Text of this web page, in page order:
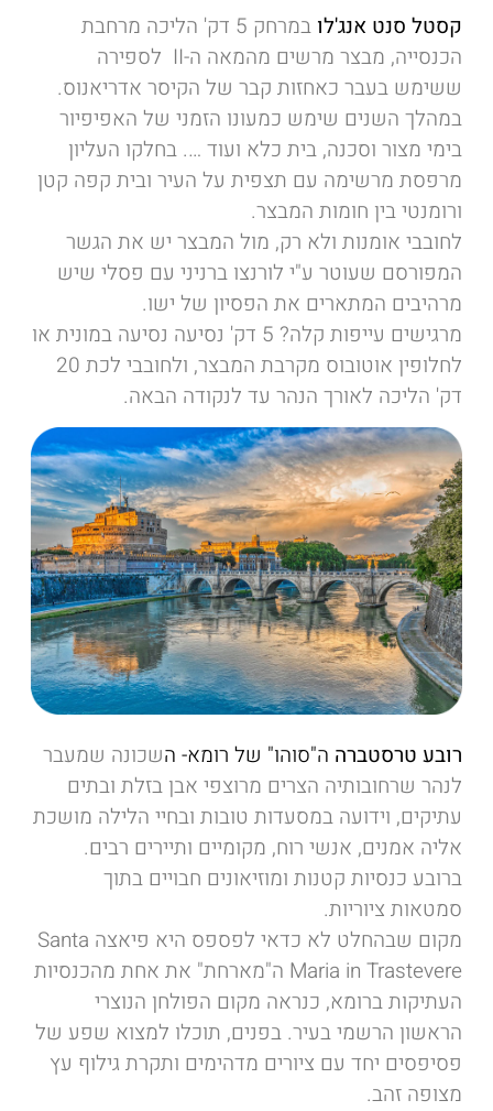
קסטל סנט אנג'לו
במרחק 5 דק' הליכה מרחבת
הכנסייה, מבצר מרשים מהמאה ה-II לספירה
ששימש בעבר כאחזות קבר של הקיסר אדריאנוס.
במהלך השנים שימש כמעונו הזמני של האפיפיור
בימי מצור וסכנה, בית כלא ועוד …. בחלקו העליון
מרפסת מרשימה עם תצפית על העיר ובית קפה קטן
ורומנטי בין חומות המבצר.
לחובבי אומנות ולא רק, מול המבצר יש את הגשר
המפורסם שעוטר ע"י לורנצו ברניני עם פסלי שיש
מרהיבים המתארים את הפסיון של ישו.
מרגישים עייפות קלה? 5 דק' נסיעה נסיעה במונית או
לחלופין אוטובוס מקרבת המבצר, ולחובבי לכת 20
דק' הליכה לאורך הנהר עד לנקודה הבאה.
רובע טרסטברה ה"סוהו" של רומא- השכונה שמעבר
לנהר שרחובותיה הצרים מרוצפי אבן בזלת ובתים
עתיקים, וידועה במסעדות טובות ובחיי הלילה מושכת
אליה אמנים, אנשי רוח, מקומיים ותיירים רבים.
ברובע כנסיות קטנות ומוזיאונים חבויים בתוך
סמטאות ציוריות.
מקום שבהחלט לא כדאי לפספס היא פיאצה Santa
Maria in Trastevere ה"מארחת" את אחת מהכנסיות
העתיקות ברומא, כנראה מקום הפולחן הנוצרי
הראשון הרשמי בעיר. בפנים, תוכלו למצוא שפע של
פסיפסים יחד עם ציורים מדהימים ותקרת גילוף עץ
מצופה זהב.